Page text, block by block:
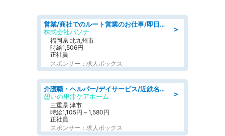
＞
営業/商社でのルート営業のお仕事/即日勤務可/車通勤可/営業
株式会社パソナ
福岡県 北九州市
時給1,506円
正社員
スポンサー：求人ボックス
＞
介護職・ヘルパー/デイサービス/近鉄名古屋線 高田本山/津市/三重県
憩いの里津ケアホーム
三重県 津市
時給1,105円～1,580円
正社員
スポンサー：求人ボックス